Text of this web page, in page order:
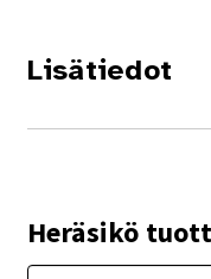
Lisätiedot
Heräsikö